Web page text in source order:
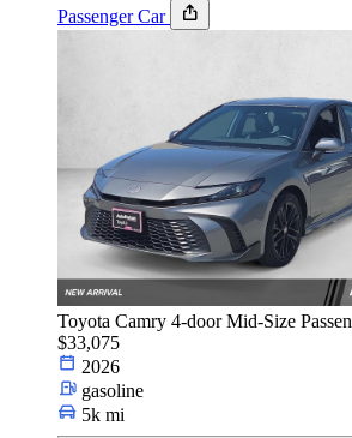
Passenger Car
Toyota Camry 4-door Mid-Size
$33,075
2026
gasoline
5k mi